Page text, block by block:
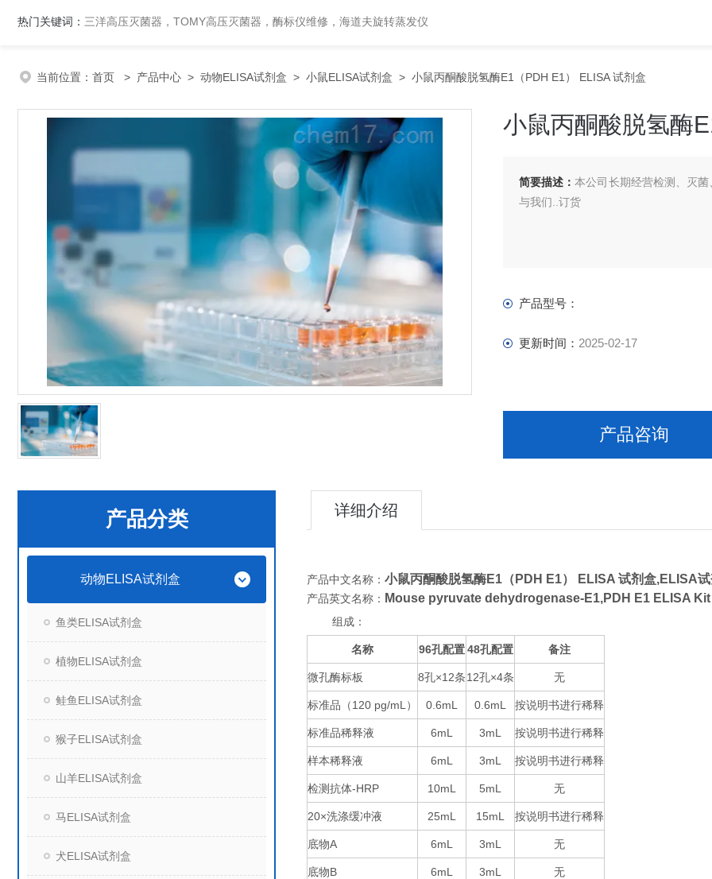
热门关键词： 三洋高压灭菌器，TOMY高压灭菌器，酶标仪维修，海道夫旋转蒸发仪
当前位置： 首页 > 产品中心 > 动物ELISA试剂盒 > 小鼠ELISA试剂盒 > 小鼠丙酮酸脱氢酶E1（PDH E1） ELISA 试剂盒
小鼠丙酮酸脱氢酶
简要描述：本公司长期经营检测、灭
与我们..订货
产品型号：
更新时间： 2025-02-17
产品咨询
产品分类
动物ELISA试剂盒
鱼类ELISA试剂盒
植物ELISA试剂盒
鲑鱼ELISA试剂盒
猴子ELISA试剂盒
山羊ELISA试剂盒
马ELISA试剂盒
犬ELISA试剂盒
详细介绍
产品中文名称： 小鼠丙酮酸脱氢酶E1（PDH E1） ELISA 试剂盒,ELISA
产品英文名称： Mouse pyruvate dehydrogenase-E1,PDH E1
组成：
名称 96孔配置 48孔配置 备注
微孔酶标板 8孔×12条 12孔×4条 无
标准品（120 pg/mL ） 0.6mL 0.6mL 按说明书进行稀释
标准品稀释液 6mL 3mL 按说明书进行稀释
样本稀释液 6mL 3mL 按说明书进行稀释
检测抗体-HRP 10mL 5mL 无
20×洗涤缓冲液 25mL 15mL 按说明书进行稀释
底物A 6mL 3mL 无
底物B 6mL 3mL 无